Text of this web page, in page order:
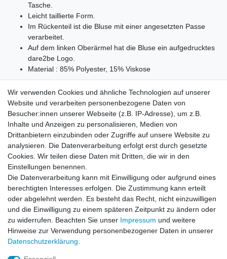
Tasche.
Leicht taillierte Form.
Im Rückenteil ist die Bluse mit einer angesetzten Passe
verarbeitet.
Auf dem linken Oberärmel hat die Bluse ein aufgedrucktes
dare2be Logo.
Material : 85% Polyester, 15% Viskose
ca. Maße:
E-3003 34/XS = Rückenlänge:63cm, Brustweite:45.5cm,
Ärmellänge:12cm, Schulterbreite:10.5cm
Wir verwenden Cookies und ähnliche Technologien auf unserer
Website und verarbeiten personenbezogene Daten von
Besucher:innen unserer Webseite (z.B. IP-Adresse), um z.B.
Inhalte und Anzeigen zu personalisieren, Medien von
Drittanbietern einzubinden oder Zugriffe auf unsere Website zu
analysieren. Die Datenverarbeitung erfolgt erst durch gesetzte
Cookies. Wir teilen diese Daten mit Dritten, die wir in den
Einstellungen benennen.
Die Datenverarbeitung kann mit Einwilligung oder aufgrund eines
berechtigten Interesses erfolgen. Die Zustimmung kann erteilt
oder abgelehnt werden. Es besteht das Recht, nicht einzuwilligen
und die Einwilligung zu einem späteren Zeitpunkt zu ändern oder
zu widerrufen. Beachten Sie unser Impressum und weitere
Hinweise zur Verwendung personenbezogener Daten in unserer
Daten­schutz­erklärung